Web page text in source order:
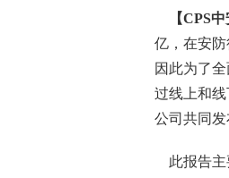
【CPS中
亿，在安防
因此为了
过线上和
公司共同
此报告主